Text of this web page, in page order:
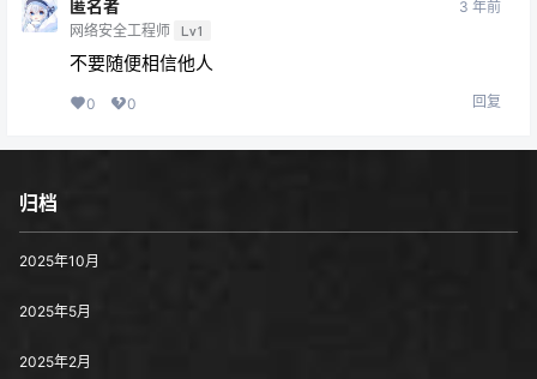
匿名者
网络安全工程师 Lv1
3 年前
不要随便相信他人
0 0 回复
归档
2025年10月
2025年5月
2025年2月